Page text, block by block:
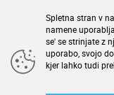
Spletna stran v
namene
se' se strinjate z
uporabo, svojo
kjer lahko tudi